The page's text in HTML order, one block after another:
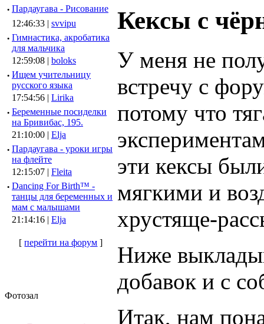
· Пардаугава - Рисование
12:46:33 | svvipu
· Гимнастика, акробатика
для мальчика
12:59:08 | boloks
· Ищем учительницу
русского языка
17:54:56 | Lirika
· Беременные посиделки
на Бривибас, 195.
21:10:00 | Elja
· Пардаугава - уроки игры
на флейте
12:15:07 | Fleita
· Dancing For Birth™ -
танцы для беременных и
мам с малышами
21:14:16 | Elja
[перейти на форум ]
Фотозал
Кексы с
У меня не
встречу с
потому что
эти кексы
мягкими и
хрустяще-
Ниже
добавок и с
Итак, нам